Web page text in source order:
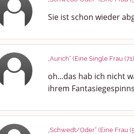
Sie ist schon wieder
„Aurich“ (Eine Single Frau
oh...das hab ich nicht
ihrem
„Schwedt/Oder“ (Eine Frau